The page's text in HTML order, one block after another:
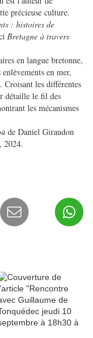
précieuse culture.
: histoires de
Bretagne à travers
en langue bretonne,
en mer,
Croisant les différentes
détaille le fil des
les mécanismes
de Daniel Giraudon
2024.